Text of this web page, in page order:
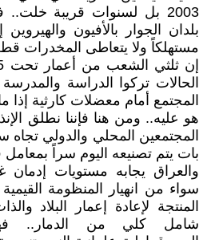
2003 بل لسنوات قريبة
بلدان الجوار بالأفيون
مستهلكاً ولا يتعاطى المخدرات
الحالات تركوا الدراسة
المجتمع أمام معضلات كارثية
هو عليه.. ومن هنا فإننا نطلق
المجتمعين المحلي والدولي
بات يتم تصنيعه اليوم سراً
والعراق يجابه مستويات إدمان
سواء من انهيار المنظومة
المنتجة لإعادة إعمار البلاد
شامل كلي من الدمار..